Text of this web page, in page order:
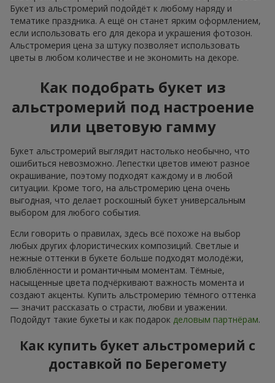
Букет из альстромерий подойдёт к любому наряду и
тематике праздника. А ещё он станет ярким оформлением,
если использовать его для декора и украшения фотозон.
Альстромерия цена за штуку позволяет использовать
цветы в любом количестве и не экономить на декоре.
Как подобрать букет из
альстромерий под настроение
или цветовую гамму
Букет альстромерий выглядит настолько необычно, что
ошибиться невозможно. Лепестки цветов имеют разное
окрашивание, поэтому подходят каждому и в любой
ситуации. Кроме того, на альстромерию цена очень
выгодная, что делает роскошный букет универсальным
выбором для любого события.
Если говорить о правилах, здесь всё похоже на выбор
любых других флористических композиций. Светлые и
нежные оттенки в букете больше подходят молодёжи,
влюблённости и романтичным моментам. Тёмные,
насыщенные цвета подчёркивают важность момента и
создают акценты. Купить альстромерию тёмного оттенка
— значит рассказать о страсти, любви и уважении.
Подойдут такие букеты и как подарок деловым партнёрам.
Как купить букет альстромерий с
доставкой по Берегомету